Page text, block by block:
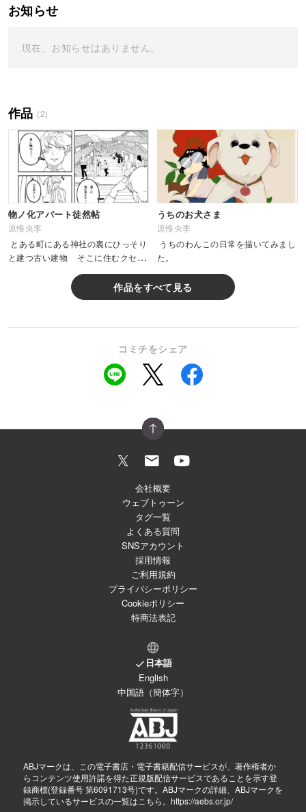
お知らせ
現在、お知らせはありません。
作品 (2)
物ノ化アパート徒然帖
原惟央李
とある町にある神社の裏にひっそり
と建つ古い建物 そこに住むクセの
議な物語です ...
うちのお犬さま
原惟央李
うちのわんこの日常を描いてみまし
た。
作品をすべて見る
コミチをシェア
会社概要
ウェブトゥーン
タグ一覧
よくある質問
SNSアカウント
採用情報
ご利用規約
プライバシーポリシー
Cookieポリシー
特商法表記
日本語
English
中国語（簡体字）
ABJマークは、この電子書店・電子書籍配信サービスが、著作権者か
らコンテンツ使用許諾を得た正規版配信サービスであることを示す登
録商標(登録番号 第6091713号)です。ABJマークの詳細、ABJマークを
掲示しているサービスの一覧はこちら。 https://aebs.or.jp/